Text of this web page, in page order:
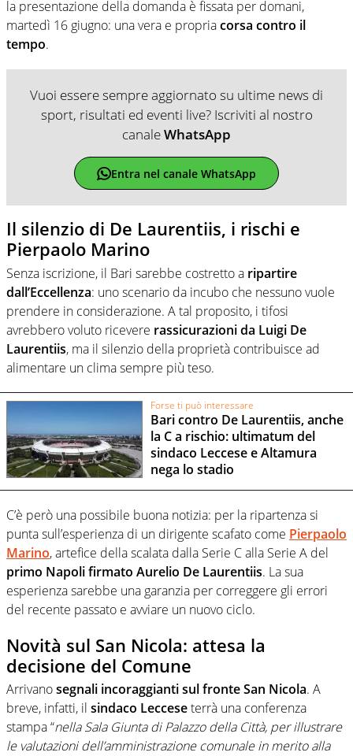
la presentazione della domanda è fissata per domani,
martedì 16 giugno: una vera e propriacorsa contro il
tempo.
Vuoi essere sempre aggiornato su ultime news di
sport, risultati ed eventi live? Iscriviti al nostro
canaleWhatsApp
Entra nel canale WhatsApp
Il silenzio di De Laurentiis, i rischi e
Pierpaolo Marino
Senza iscrizione, il Bari sarebbe costretto a ripartire
dall’Eccellenza: uno scenario da incubo che nessuno vuole
prendere in considerazione. A tal proposito, i tifosi
avrebbero voluto ricevere rassicurazioni da Luigi De
Laurentiis, ma il silenzio della proprietà contribuisce ad
alimentare un clima sempre più teso.
Forse ti può interessare
Bari contro De Laurentiis, anche
la C a rischio: ultimatum del
sindaco Leccese e Altamura
nega lo stadio
C’è però una possibile buona notizia: per la ripartenza si
punta sull’esperienza di un dirigente scafato come Pierpaolo
Marino, artefice della scalata dalla Serie C alla Serie A del
primo Napoli firmato Aurelio De Laurentiis. La sua
esperienza sarebbe una garanzia per correggere gli errori
del recente passato e avviare un nuovo ciclo.
Novità sul San Nicola: attesa la
decisione del Comune
Arrivanosegnali incoraggianti sul fronte San Nicola. A
breve, infatti, il sindaco Lecceseterrà una conferenza
stampa “nella Sala Giunta di Palazzo della Città, per illustrare
le valutazioni dell’amministrazione comunale in merito alla